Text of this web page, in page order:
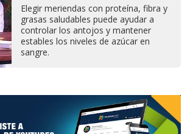
Elegir meriendas con proteína, fibra y
grasas saludables puede ayudar a
controlar los antojos y mantener
estables los niveles de azúcar en
sangre.